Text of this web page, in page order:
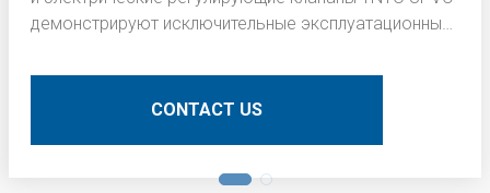
демонстрируют исключительные эксплуатационные
внутреннего слоя печатных плат (PCB). Вот
подробное техническое описание:
CONTACT US